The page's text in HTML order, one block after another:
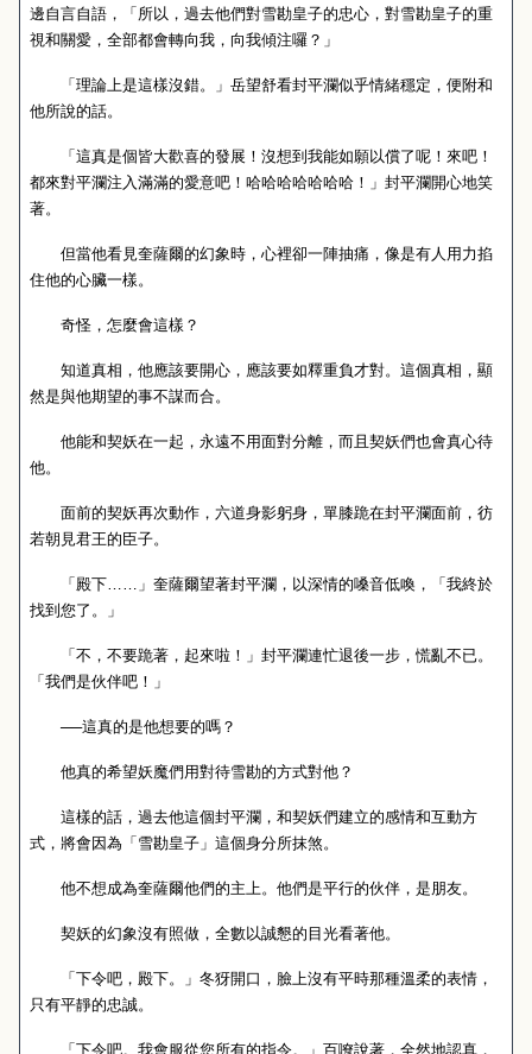
邊自言自語，「所以，過去他們對雪勘皇子的忠心，對雪勘皇子的重
視和關愛，全部都會轉向我，向我傾注囉？」
「理論上是這樣沒錯。」岳望舒看封平瀾似乎情緒穩定，便附和
他所說的話。
「這真是個皆大歡喜的發展！沒想到我能如願以償了呢！來吧！
都來對平瀾注入滿滿的愛意吧！哈哈哈哈哈哈哈！」封平瀾開心地笑
著。
但當他看見奎薩爾的幻象時，心裡卻一陣抽痛，像是有人用力掐
住他的心臟一樣。
奇怪，怎麼會這樣？
知道真相，他應該要開心，應該要如釋重負才對。這個真相，顯
然是與他期望的事不謀而合。
他能和契妖在一起，永遠不用面對分離，而且契妖們也會真心待
他。
面前的契妖再次動作，六道身影躬身，單膝跪在封平瀾面前，彷
若朝見君王的臣子。
「殿下……」奎薩爾望著封平瀾，以深情的嗓音低喚，「我終於
找到您了。」
「不，不要跪著，起來啦！」封平瀾連忙退後一步，慌亂不已。
「我們是伙伴吧！」
──這真的是他想要的嗎？
他真的希望妖魔們用對待雪勘的方式對他？
這樣的話，過去他這個封平瀾，和契妖們建立的感情和互動方
式，將會因為「雪勘皇子」這個身分所抹煞。
他不想成為奎薩爾他們的主上。他們是平行的伙伴，是朋友。
契妖的幻象沒有照做，全數以誠懇的目光看著他。
「下令吧，殿下。」冬犽開口，臉上沒有平時那種溫柔的表情，
只有平靜的忠誠。
「下令吧。我會服從您所有的指令。」百嘹說著，全然地認真，